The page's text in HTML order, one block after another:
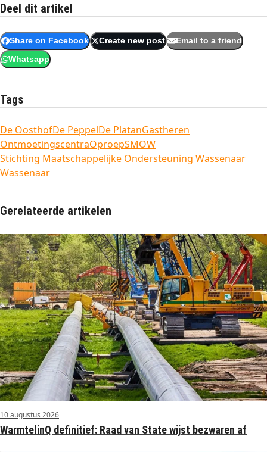
Deel dit artikel
Share on Facebook Create new post Email to a friend
Whatsapp
Tags
De OosthofDe PeppelDe PlatanGastheren
OntmoetingscentraOproepSMOW
Stichting Maatschappelijke Ondersteuning Wassenaar
Wassenaar
Gerelateerde artikelen
10 augustus 2026
WarmtelinQ definitief: Raad van State wijst bezwaren af